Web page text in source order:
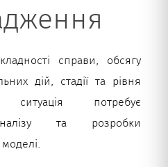
справи, обсягу
дій, стадії та рівня
потребує
та розробки